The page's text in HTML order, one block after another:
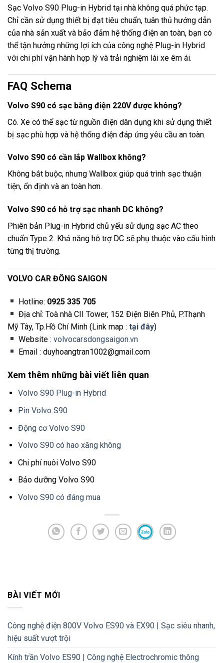
Sạc Volvo S90 Plug-in Hybrid tại nhà không quá phức tạp.
Chỉ cần sử dụng thiết bị đạt tiêu chuẩn, tuân thủ hướng dẫn
của nhà sản xuất và bảo đảm hệ thống điện an toàn, bạn có
thể tận hưởng những lợi ích của công nghệ Plug-in Hybrid
với chi phí vận hành hợp lý và trải nghiệm lái xe êm ái.
FAQ Schema
Volvo S90 có sạc bằng điện 220V được không?
Có. Xe có thể sạc từ nguồn điện dân dụng khi sử dụng thiết
bị sạc phù hợp và hệ thống điện đáp ứng yêu cầu an toàn.
Volvo S90 có cần lắp Wallbox không?
Không bắt buộc, nhưng Wallbox giúp quá trình sạc thuận
tiện, ổn định và an toàn hơn.
Volvo S90 có hỗ trợ sạc nhanh DC không?
Phiên bản Plug-in Hybrid chủ yếu sử dụng sạc AC theo
chuẩn Type 2. Khả năng hỗ trợ DC sẽ phụ thuộc vào cấu hình
từng thị trường.
VOLVO CAR ĐÔNG SAIGON
Hotline: 0925 335 705
Địa chỉ: Toà nhà CII Tower, 152 Điện Biên Phủ, P.Thạnh
Mỹ Tây, Tp.Hồ Chí Minh (Link map : tại đây)
Website :volvocarsdongsaigon.vn
Email : duyhoangtran1002@gmail.com
Xem thêm những bài viết liên quan
Volvo S90 Plug-in Hybrid
Pin Volvo S90
Động cơ Volvo S90
Volvo S90 có hao xăng không
Chi phí nuôi Volvo S90
Bảo dưỡng Volvo S90
Volvo S90 có đáng mua
BÀI VIẾT MỚI
Công nghệ điện 800V Volvo ES90 và EX90 | Sạc siêu nhanh,
hiệu suất vượt trội
Kính trần Volvo ES90 | Công nghệ Electrochromic thông